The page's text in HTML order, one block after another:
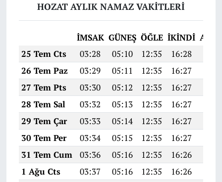
HOZAT AYLIK NAMAZ VAKITLERI
İMSAK GÜNEŞ ÖĞLE İKINDI
25 Tem Cts
03:28 05:10 12:35 16:28
26 Tem Paz
03:29 05:11 12:35 16:27
27 Tem Pts
03:30 05:12 12:35 16:27
28 Tem Sal
03:32 05:13 12:35 16:27
29 Tem Çar
03:33 05:14 12:35 16:27
30 Tem Per
03:34 05:15 12:35 16:27
31 Tem Cum
03:36 05:16 12:35 16:26
1 Ağu Cts
03:37 05:16 12:35 16:26